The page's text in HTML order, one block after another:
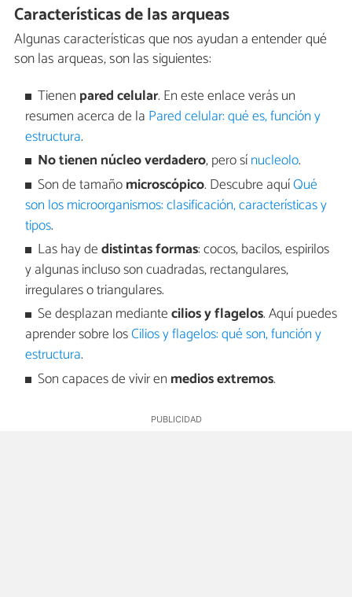
Características de las arqueas
Algunas características que nos ayudan a entender qué
son las arqueas, son las siguientes:
Tienen pared celular. En este enlace verás un
resumen acerca de la Pared celular: qué es, función y
estructura.
No tienen núcleo verdadero, pero sínucleolo.
Son de tamañomicroscópico. Descubre aquíQué
son los microorganismos: clasificación, características y
tipos.
Las hay dedistintas formas: cocos, bacilos, espirilos
y algunas incluso son cuadradas, rectangulares,
irregulares o triangulares.
Se desplazan mediantecilios y flagelos. Aquí puedes
aprender sobre losCilios y flagelos: qué son, función y
estructura.
Son capaces de vivir en medios extremos.